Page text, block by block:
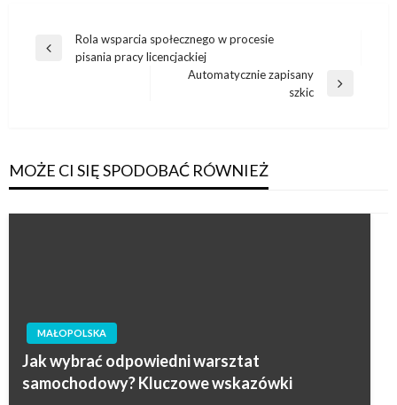
Nawigacja
wpisu
Poprzedni
Rola wsparcia społecznego w procesie
pisania pracy licencjackiej
Automatycznie zapisany
szkic
MOŻE CI SIĘ SPODOBAĆ RÓWNIEŻ
MAŁOPOLSKA
Jak wybrać odpowiedni warsztat
samochodowy? Kluczowe wskazówki